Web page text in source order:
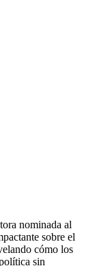
nominada al
sobre el
cómo los
sin